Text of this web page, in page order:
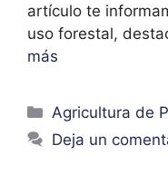
artículo te
uso forestal,
más
Agricultura de
Deja un